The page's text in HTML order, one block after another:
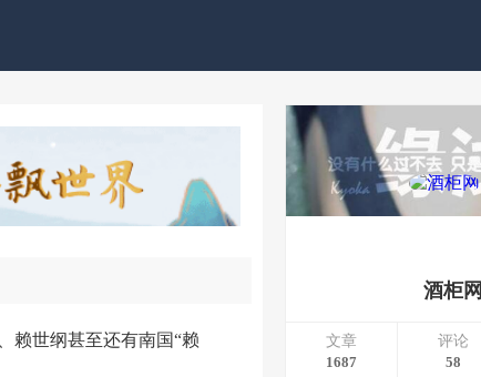
赖世纲甚至还有南国“赖
酒柜网
文章
1687
评论
58